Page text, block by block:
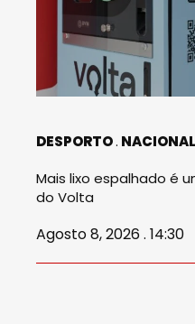
DESPORTO NACIONAL
Mais lixo espalhado é
do Volta
Agosto 8, 2026 . 14:30